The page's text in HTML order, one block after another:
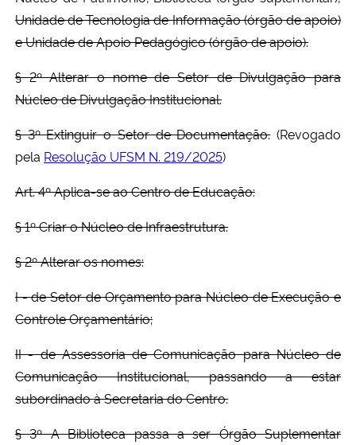
Unidade de Tecnologia de Informação (órgão de apoio)
e Unidade de Apoio Pedagógico (órgão de apoio).
§ 2º Alterar o nome de Setor de Divulgação para
Núcleo de Divulgação Institucional.
§ 3º Extinguir o Setor de Documentação.(Revogado
pela Resolução UFSM N. 219/2025)
Art. 4º Aplica-se ao Centro de Educação:
§ 1º Criar o Núcleo de Infraestrutura.
§ 2º Alterar os nomes:
I - de Setor de Orçamento para Núcleo de Execução e
Controle Orçamentário;
II - de Assessoria de Comunicação para Núcleo de
Comunicação Institucional, passando a estar
subordinado à Secretaria do Centro.
§ 3º A Biblioteca passa a ser Órgão Suplementar